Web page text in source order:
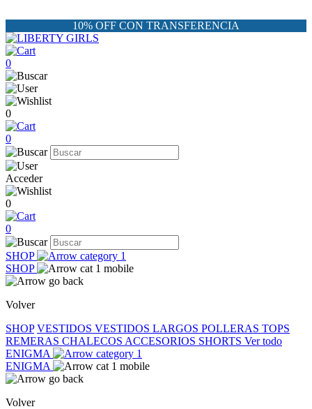
10% OFF CON TRANSFERENCIA
0
0
0
Acceder
0
0
SHOP
SHOP
Volver
SHOP VESTIDOS VESTIDOS LARGOS POLLERAS TOPS
REMERAS CHALECOS ACCESORIOS SHORTS Ver todo
ENIGMA
ENIGMA
Volver